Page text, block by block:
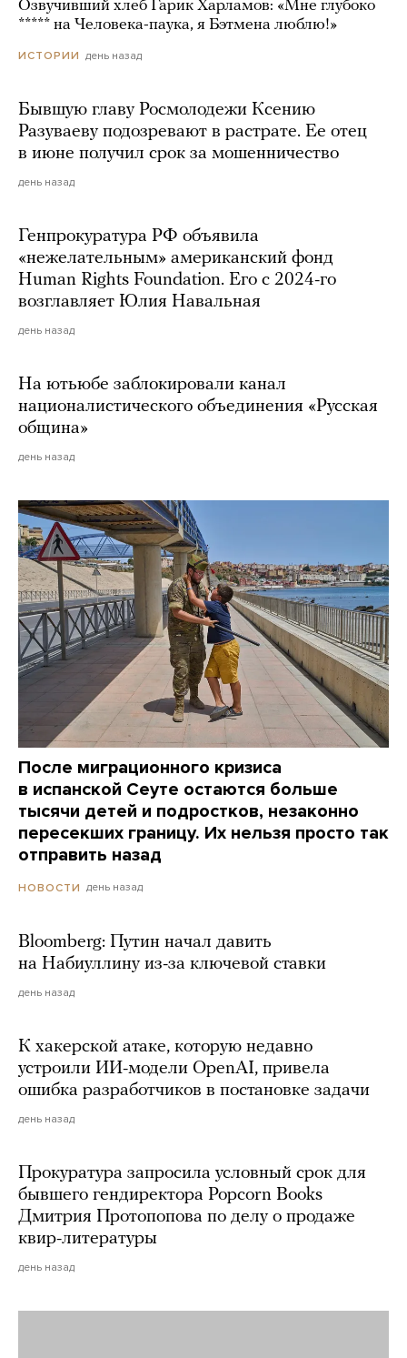
Озвучивший хлеб Гарик Харламов: «Мне глубоко
***** на Человека-паука, я Бэтмена люблю!»
ИСТОРИИ день назад
Бывшую главу Росмолодежи Ксению
Разуваеву подозревают в растрате. Ее отец
в июне получил срок за мошенничество
день назад
Генпрокуратура РФ объявила
«нежелательным» американский фонд
Human Rights Foundation. Его с 2024-го
возглавляет Юлия Навальная
день назад
На ютьюбе заблокировали канал
националистического объединения «Русская
община»
день назад
После миграционного кризиса
в испанской Сеуте остаются больше
тысячи детей и подростков, незаконно
пересекших границу. Их нельзя просто так
отправить назад
НОВОСТИ день назад
Bloomberg: Путин начал давить
на Набиуллину из-за ключевой ставки
день назад
К хакерской атаке, которую недавно
устроили ИИ-модели OpenAI, привела
ошибка разработчиков в постановке задачи
день назад
Прокуратура запросила условный срок для
бывшего гендиректора Popcorn Books
Дмитрия Протопопова по делу о продаже
квир-литературы
день назад